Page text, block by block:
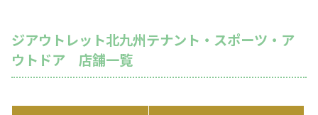
ジアウトレット北九州テナント・スポーツ・ア
ウトドア 店舗一覧